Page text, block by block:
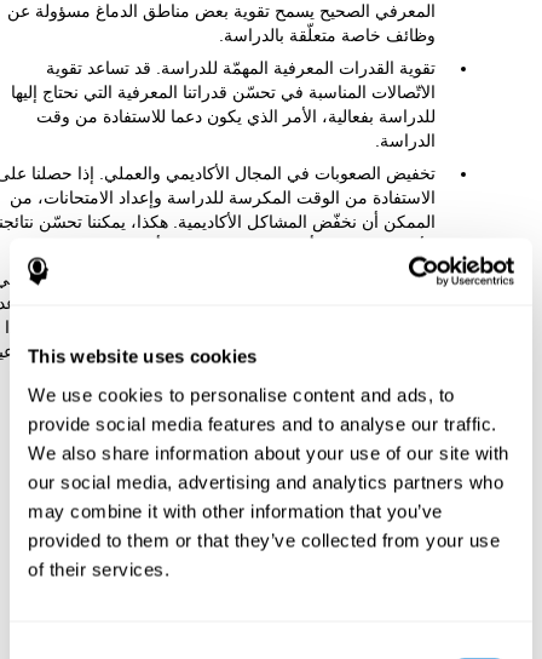
This website uses cookies
We use cookies to personalise content and ads, to
provide social media features and to analyse our traffic.
We also share information about your use of our site with
our social media, advertising and analytics partners who
may combine it with other information that you’ve
provided to them or that they’ve collected from your use
of their services.
المعرفي الصحيح يسمح تقوية بعض مناطق الدماغ مسؤولة عن
وظائف خاصة متعلّقة بالدراسة.
تقوية القدرات المعرفية المهمّة للدراسة. قد تساعد تقوية
الاتّصالات المناسبة في تحسّن قدراتنا المعرفية التي نحتاج إليها
للدراسة بفعالية، الأمر الذي يكون دعما للاستفادة من وقت
الدراسة.
تخفيض الصعوبات في المجال الأكاديمي والعملي. إذا حصلنا
الاستفادة من الوقت المكرسة للدراسة وإعداد الامتحانات، من
الممكن أن نخفّض المشاكل الأكاديمية. هكذا، يمكننا تحسّن
تعزيز التطوّر الاجتماعي-العاطفي. إذا حصلنا على أكثر فعالية
دراستنا، إضافة إلى الحصول على أكثر وقتا لنا، يمكننا تخفيض
الثقة بنفسنا، والقلق أمام الامتحانات وتحسّن احترام الذات. هذا
يمكن أن يكون له عواقب إيجابية جدّا لصحتنا العاطفية
كيف يقوّي الوظيفة المعرفية؟
عندما نقوم بمهمة تنبيه معرفية، يقوّي دماغنا الاتّصالات اللازمة لإجراء
المهمّة هذه. إنّ تقوية الاتّصالات المعرفية مفيدة ليمكن دماغنا أن يجيب
بطريقة صحيحة المرة المقبلة التي يجب أن يواجه فيها هذه الحالة.
هكذا، عندما ننشّط الدماغ بطريقة صحيحة بفضل أنشطة التنبيه
المعرفي، يمكن الدماغ استعمال هذه الاتّصالات القوية ليجد الأنشطة
إنّ دماغنا قادر على إجراء هذا التكيّف بفضل اللدونة الدماغية، معروفة